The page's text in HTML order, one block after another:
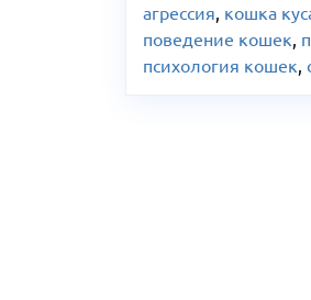
агрессия, кошка
поведение кошек,
психология кошек,